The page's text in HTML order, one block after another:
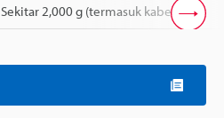
Sekitar 2,000 g (termasuk kabel)